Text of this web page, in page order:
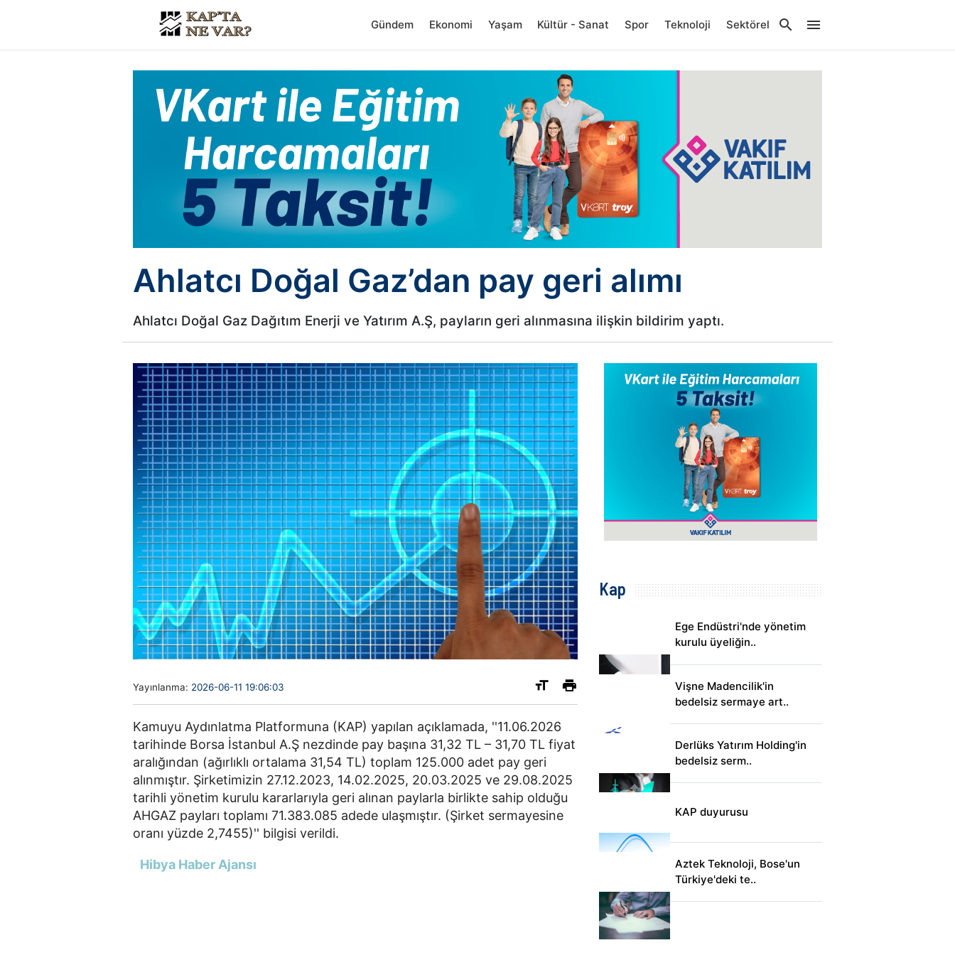
Gündem Ekonomi Yaşam Kültür - Sanat Spor Teknoloji Sektörel
Ahlatcı Doğal Gaz’dan pay geri alımı
Ahlatcı Doğal Gaz Dağıtım Enerji ve Yatırım A.Ş, payların geri alınmasına ilişkin bildirim yaptı.
Yayınlanma: 2026-06-11 19:06:03
Kamuyu Aydınlatma Platformuna (KAP) yapılan açıklamada, ''11.06.2026
tarihinde Borsa İstanbul A.Ş nezdinde pay başına 31,32 TL – 31,70 TL fiyat
aralığından (ağırlıklı ortalama 31,54 TL) toplam 125.000 adet pay geri
alınmıştır. Şirketimizin 27.12.2023, 14.02.2025, 20.03.2025 ve 29.08.2025
tarihli yönetim kurulu kararlarıyla geri alınan paylarla birlikte sahip olduğu
AHGAZ payları toplamı 71.383.085 adede ulaşmıştır. (Şirket sermayesine
oranı yüzde 2,7455)'' bilgisi verildi.
Hibya Haber Ajansı
Kap
Ege Endüstri'nde yönetim
kurulu üyeliğin..
Vişne Madencilik'in
bedelsiz sermaye art..
Derlüks Yatırım Holding'in
bedelsiz serm..
KAP duyurusu
Aztek Teknoloji, Bose'un
Türkiye'deki te..